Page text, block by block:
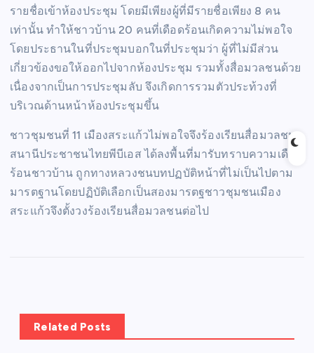
รายชื่อเข้าห้องประชุม โดยมีเพียงผู้ที่มีรายชื่อเพียง 8 คน
เท่านั้น ทำให้ชาวบ้าน 20 คนที่เดือดร้อนเกิดความไม่พอใจ
โดยประธานในที่ประชุมบอกในที่ประชุมว่า ผู้ที่ไม่มีส่วน
เกี่ยวข้องขอให้ออกไปจากห้องประชุม รวมทั้งสื่อมวลชนด้วย
เนื่องจากเป็นการประชุมลับ จึงเกิดการรวมตัวประท้วงที่
บริเวณด้านหน้าห้องประชุมขึ้น
ชาวชุมชนที่ 11 เมืองสระแก้วไม่พอใจจึงร้องเรียนสื่อมวลชน
สนานีประชาชนไทยพีบีเอส ได้ลงพื้นที่มารับทราบความเดือด
ร้อนชาวบ้าน ถูกทางหลวงชนบทปฏบัติหน้าที่ไม่เป็นไปตาม
มารตฐานโดยปฏิบัติเลือกเป็นสองมารตฐชาวชุมชนเมือง
สระแก้วจึงตั้งวงร้องเรียนสื่อมวลชนต่อไป
Related Posts